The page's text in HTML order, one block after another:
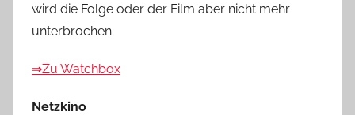
wird die Folge oder der Film aber nicht mehr
unterbrochen.
⇒Zu Watchbox
Netzkino